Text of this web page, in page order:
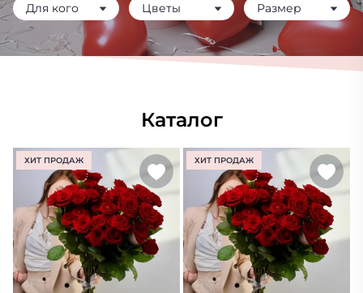
Для кого Цветы Размер
Каталог
ХИТ ПРОДАЖ ХИТ ПРОДАЖ